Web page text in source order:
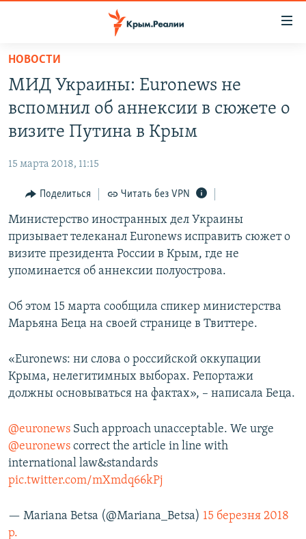
Вернуться
основному
содержанию
главной
навигации
Вернутся
поиску
СПЕЦПРОЕКТЫ
11 ЛЕТ ОККУПАЦИИ КРЫМА. 11 ИСТОРИЙ СОПРОТИВЛЕНИЯ
ЕЩЕ
ИНТЕРАКТИВ
ИНФОГРАФИКА
СОВЕТЫ ПРАВОЗАЩИТНИКОВ
ПОБЕДИТЕЛЕЙ НЕ СУДЯТ?
УКРАИНСКАЯ ПРОБЛЕМА КРЫМА
РАДІО СВОБОДА
КАК ОБОЙТИ БЛОКИРОВКУ
Українською
ПРИСОЕДИНЯЙТЕСЬ!
НОВОСТИ
МИД Украины: Euronews не
вспомнил об аннексии в сюжете о
визите Путина в Крым
15 марта 2018, 11:15
Поделиться Читать без VPN
Министерство иностранных дел Украины
призывает телеканал Euronews исправить сюжет о
визите президента России в Крым, где не
упоминается об аннексии полуострова.
Об этом 15 марта сообщила спикер министерства
Марьяна Беца на своей странице в Твиттере.
«Euronews: ни слова о российской оккупации
Крыма, нелегитимных выборах. Репортажи
должны основываться на фактах», – написала Беца.
@euronews Such approach unacceptable. We urge
@euronews correct the article in line with
international law&standards
pic.twitter.com/mXmdq66kPj
— Mariana Betsa (@Mariana_Betsa) 15 березня 2018
р.